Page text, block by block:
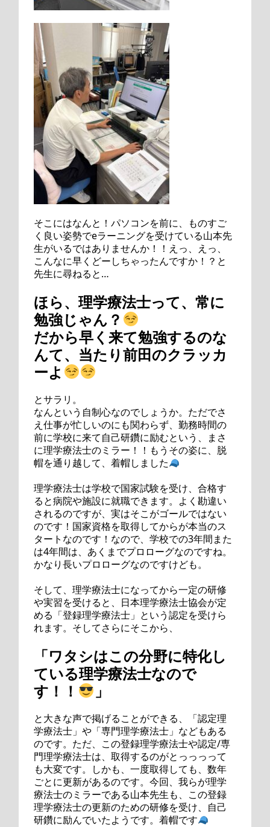
そこにはなんと！パソコンを前に、ものすご
く良い姿勢でeラーニングを受けている山本先
生がいるではありませんか！！えっ、えっ、
こんなに早くどーしちゃったんですか！？と
先生に尋ねると…
ほら、理学療法士って、常に
勉強じゃん？
だから早く来て勉強するのな
んて、当たり前田のクラッカ
ーよ
とサラリ。
なんという自制心なのでしょうか。ただでさ
え仕事が忙しいのにも関わらず、勤務時間の
前に学校に来て自己研鑽に励むという、まさ
に理学療法士のミラー！！もうその姿に、脱
帽を通り越して、着帽しました
理学療法士は学校で国家試験を受け、合格す
ると病院や施設に就職できます。よく勘違い
されるのですが、実はそこがゴールではない
のです！国家資格を取得してからが本当のス
タートなのです！なので、学校での3年間また
は4年間は、あくまでプロローグなのですね。
かなり長いプロローグなのですけども。
そして、理学療法士になってから一定の研修
や実習を受けると、日本理学療法士協会が定
める「登録理学療法士」という認定を受けら
れます。そしてさらにそこから、
「ワタシはこの分野に特化し
ている理学療法士なので
す！！
」
と大きな声で掲げることができる、「認定理
学療法士」や「専門理学療法士」などもある
のです。ただ、この登録理学療法士や認定/専
門理学療法士は、取得するのがとっっっって
も大変です。しかも、一度取得しても、数年
ごとに更新があるのです。今回、我らが理学
療法士のミラーである山本先生も、この登録
理学療法士の更新のための研修を受け、自己
研鑽に励んでいたようです。着帽です